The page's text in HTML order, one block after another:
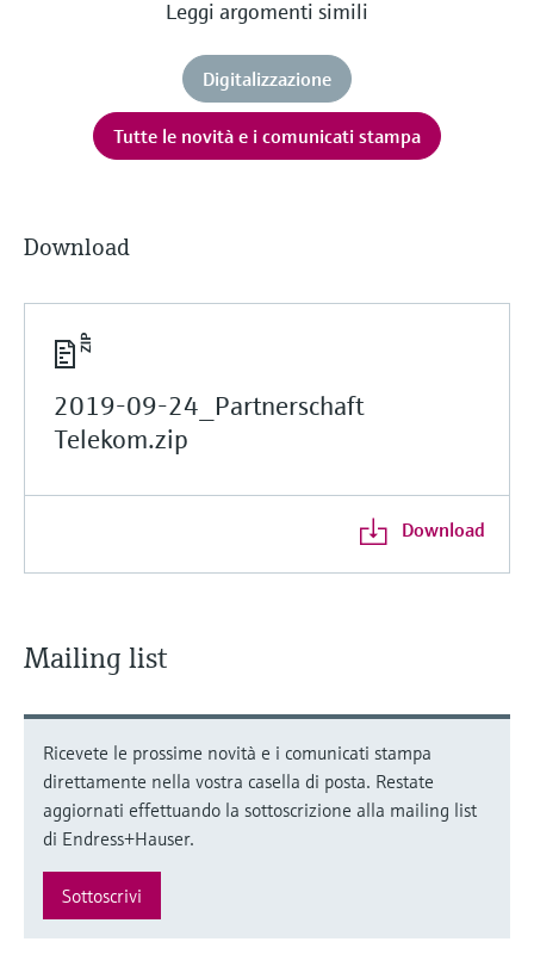
Leggi argomenti simili
Digitalizzazione
Tutte le novità e i comunicati stampa
Download
2019-09-24_Partnerschaft
Telekom.zip
Download
Mailing list
Ricevete le prossime novità e i comunicati stampa
direttamente nella vostra casella di posta. Restate
aggiornati effettuando la sottoscrizione alla mailing list
di Endress+Hauser.
Sottoscrivi